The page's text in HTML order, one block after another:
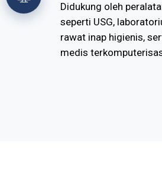
Didukung oleh
seperti USG,
rawat inap higienis,
medis